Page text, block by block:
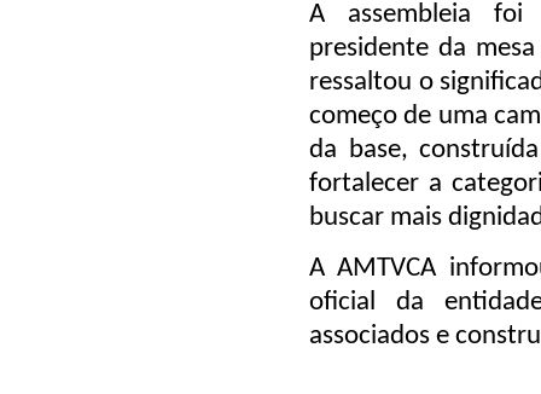
A assembleia foi
presidente da
ressaltou o
começo de uma
da base,
fortalecer a
buscar mais
A AMTVCA
oficial da
associados e